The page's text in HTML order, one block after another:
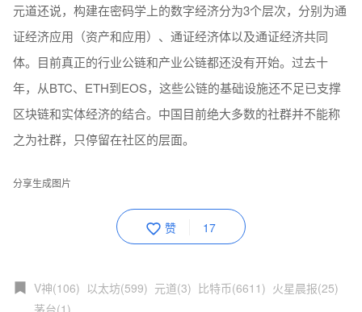
元道还说，构建在密码学上的数字经济分为3个层次，分别为通
证经济应用（资产和应用）、通证经济体以及通证经济共同
体。目前真正的行业公链和产业公链都还没有开始。过去十
年，从BTC、ETH到EOS，这些公链的基础设施还不足已支撑
区块链和实体经济的结合。中国目前绝大多数的社群并不能称
之为社群，只停留在社区的层面。
分享生成图片
赞 17
V神(106) 以太坊(599) 元道(3) 比特币(6611) 火星晨报(25)